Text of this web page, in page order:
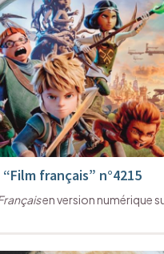
français” n°4215
en version numérique